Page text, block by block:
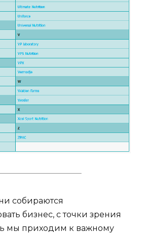
собираются
бизнес, с точки зрения
мы приходим к важному